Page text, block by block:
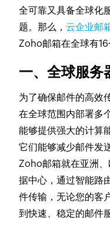
全可靠又具备全球化
题。那么，云企业邮
Zoho邮箱在全球有16
一、全球服务
为了确保邮件的高效
在全球范围内部署多
能够提供强大的计算
它们能够减少邮件发
Zoho邮箱就在亚洲
据中心，通过智能路
件传输，无论您的客
到快速、稳定的邮件